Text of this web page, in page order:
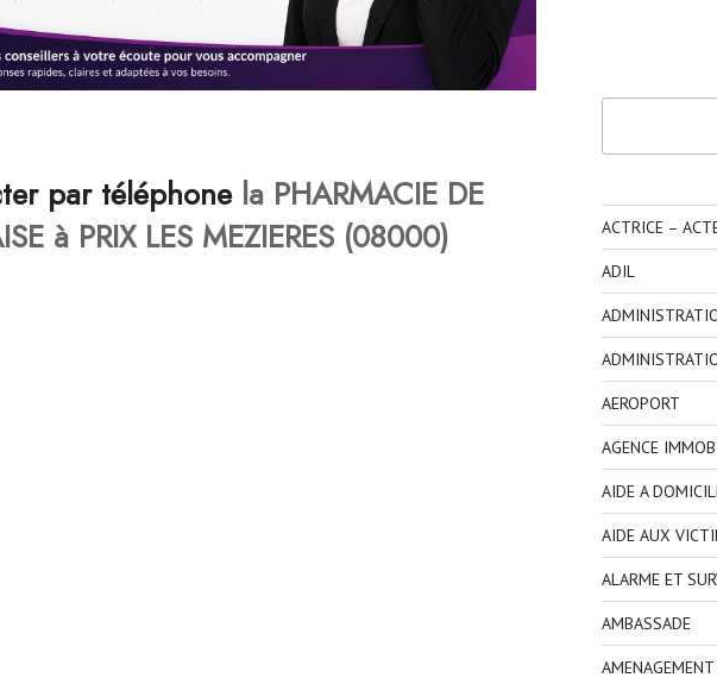
par téléphonela PHARMACIE DE
à PRIX LES MEZIERES (08000)
ACTRICE –
ADIL
AEROPORT
AGENCE
AIDE A
AIDE AUX
ALARME ET
AMBASSADE